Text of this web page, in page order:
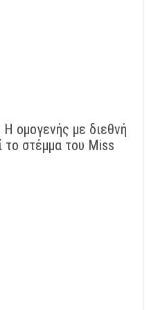
ομογενής με διεθνή
το στέμμα του Miss